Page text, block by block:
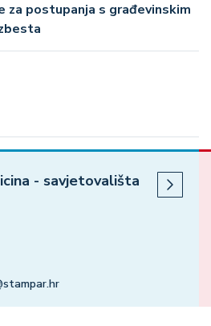
za postupanja s građevinskim
- savjetovališta